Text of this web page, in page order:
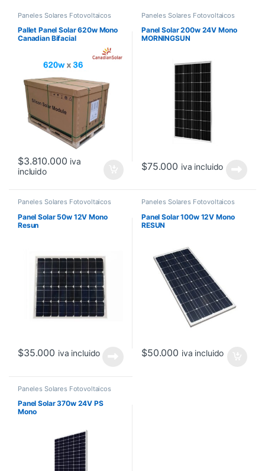
Paneles Solares Fotovoltaicos
Pallet Panel Solar 620w Mono
Canadian Bifacial
$3.810.000 iva
incluido
Paneles Solares Fotovoltaicos
Panel Solar 200w 24V Mono
MORNINGSUN
$75.000 iva incluido
Paneles Solares Fotovoltaicos
Panel Solar 50w 12V Mono
Resun
$35.000 iva incluido
Paneles Solares Fotovoltaicos
Panel Solar 100w 12V Mono
RESUN
$50.000 iva incluido
Paneles Solares Fotovoltaicos
Panel Solar 370w 24V PS
Mono